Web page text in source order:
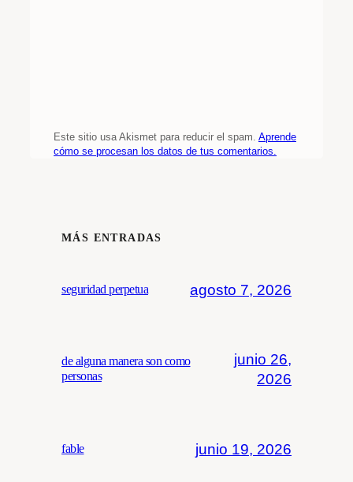
Este sitio usa Akismet para reducir el spam. Aprende
cómo se procesan los datos de tus comentarios.
MÁS ENTRADAS
seguridad perpetua agosto 7, 2026
de alguna manera son como
personas
junio 26,
2026
fable junio 19, 2026